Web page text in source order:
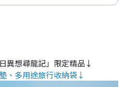
異想尋龍記」限定精品↓
、多用途旅行收納袋↓